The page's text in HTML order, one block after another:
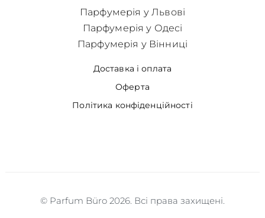
Доставка і оплата
Оферта
Політика конфіденційності
Парфумерія у Львові
Парфумерія у Одесі
Парфумерія у Вінниці
© Parfum Büro 2026. Всі права захищені.